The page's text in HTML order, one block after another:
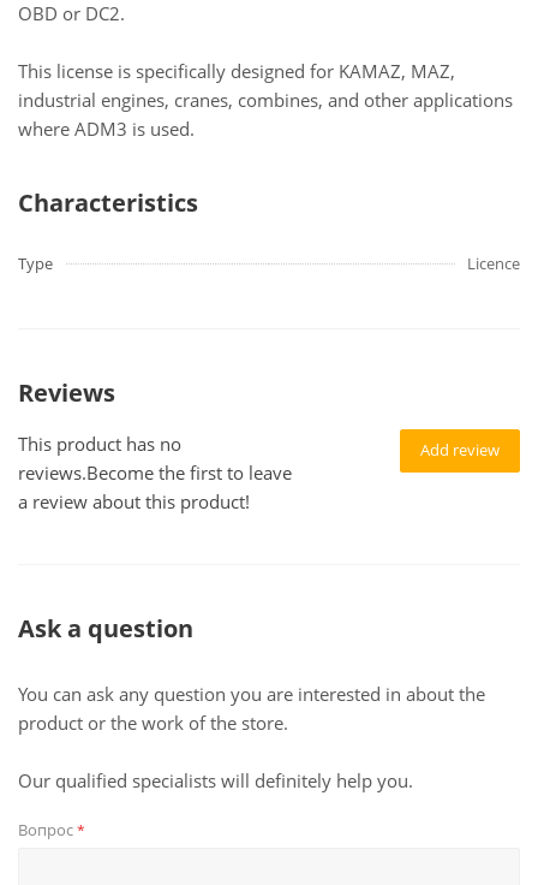
OBD or DC2.
This license is specifically designed for KAMAZ, MAZ,
industrial engines, cranes, combines, and other applications
where ADM3 is used.
Characteristics
Type Licence
Reviews
Add review
This product has no
reviews.Become the first to leave
a review about this product!
Ask a question
You can ask any question you are interested in about the
product or the work of the store.
Our qualified specialists will definitely help you.
Вопрос*